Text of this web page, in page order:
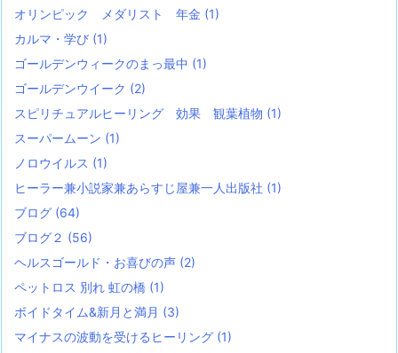
オリンピック メダリスト 年金 (1)
カルマ・学び (1)
ゴールデンウィークのまっ最中 (1)
ゴールデンウイーク (2)
スピリチュアルヒーリング 効果 観葉植物 (1)
スーパームーン (1)
ノロウイルス (1)
ヒーラー兼小説家兼あらすじ屋兼一人出版社 (1)
ブログ (64)
ブログ２ (56)
ヘルスゴールド・お喜びの声 (2)
ペットロス 別れ 虹の橋 (1)
ボイドタイム&新月と満月 (3)
マイナスの波動を受けるヒーリング (1)